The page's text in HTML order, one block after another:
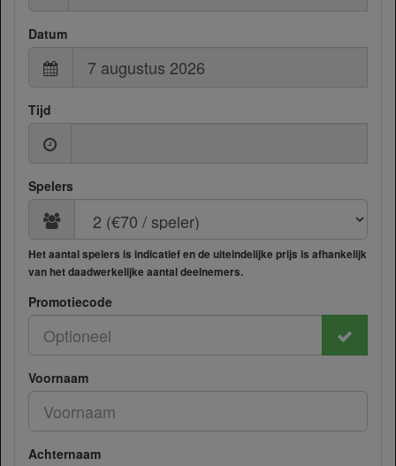
Datum
Tijd
Spelers
Het aantal spelers is indicatief en de uiteindelijke prijs is afhankelijk
van het daadwerkelijke aantal deelnemers.
Promotiecode
Voornaam
Achternaam